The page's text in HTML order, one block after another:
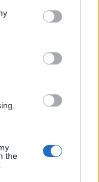
You may click to
party tags to
in below Google
the